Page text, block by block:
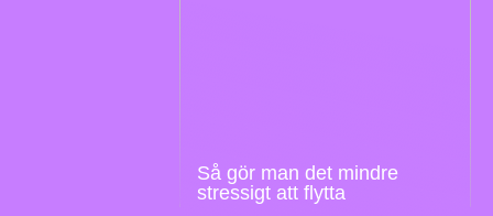
Så gör man det mindre
stressigt att flytta